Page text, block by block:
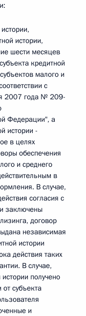
истории,
шести месяцев
кредитной
малого и
с
2007 года № 209-
Федерации", а
истории -
в целях
обеспечения
и среднего
в
В случае,
согласия с
заключены
договор
независимая
истории
действия таких
В случае,
получено
субъекта
и